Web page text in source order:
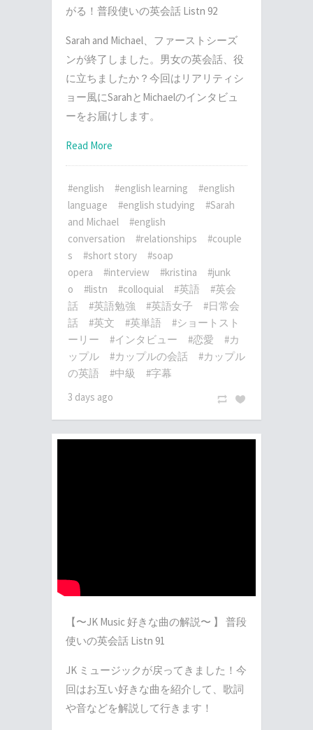
がる！普段使いの英会話 Listn 92
Sarah and Michael、ファーストシーズ
ンが終了しました。男女の英会話、役
に立ちましたか？今回はリアリティシ
ョー風にSarahとMichaelのインタビュ
ーをお届けします。
Read More
#english #english learning
#english
language
#english studying
#Sarah
and Michael
#english
conversation
#relationships
#couple
s
#short story
#soap
opera
#interview #kristina
#junk
o
#listn #colloquial #英語
#英会
話
#英語勉強 #英語女子
#日常会
話
#英文 #英単語
#ショートスト
ーリー
#インタビュー #恋愛
#カ
ップル
#カップルの会話
#カップル
の英語
#中級
#字幕
3 days ago
【〜JK Music 好きな曲の解説〜 】 普段
使いの英会話 Listn 91
JK ミュージックが戻ってきました！今
回はお互い好きな曲を紹介して、歌詞
や音などを解説して行きます！